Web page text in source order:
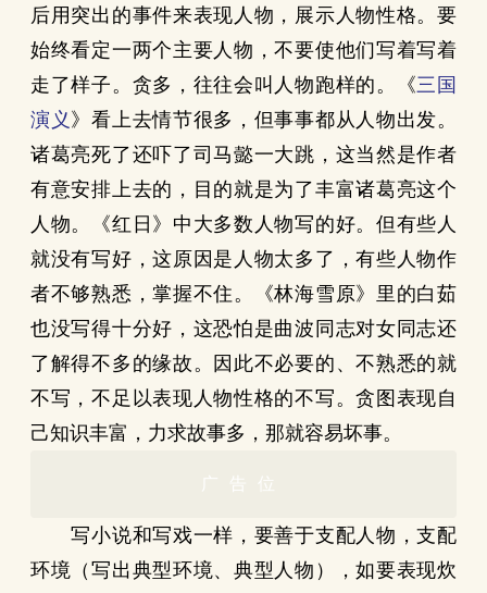
后用突出的事件来表现人物，展示人物性格。要
始终看定一两个主要人物，不要使他们写着写着
走了样子。贪多，往往会叫人物跑样的。《三国
演义 》看上去情节很多，但事事都从人物出发。
诸葛亮死了还吓了司马懿一大跳，这当然是作者
有意安排上去的，目的就是为了丰富诸葛亮这个
人物。《红日》中大多数人物写的好。但有些人
就没有写好，这原因是人物太多了，有些人物作
者不够熟悉，掌握不住。《林海雪原》里的白茹
也没写得十分好，这恐怕是曲波同志对女同志还
了解得不多的缘故。因此不必要的、不熟悉的就
不写，不足以表现人物性格的不写。贪图表现自
己知识丰富，力求故事多，那就容易坏事。
广告位
写小说和写戏一样，要善于支配人物，支配
环境（写出典型环境、典型人物），如要表现炊